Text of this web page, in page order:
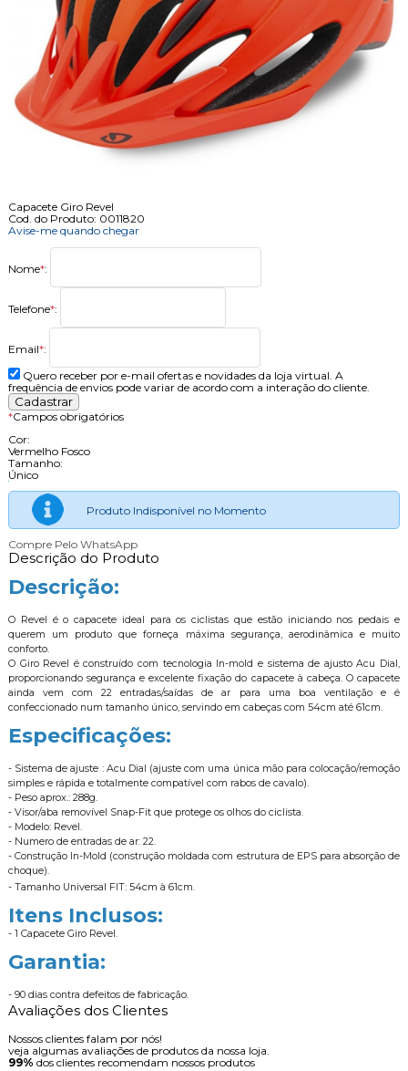
Capacete Giro Revel
Cod. do Produto: 0011820
Avise-me quando chegar
Nome*:
Telefone*:
Email*:
Quero receber por e-mail ofertas e novidades da loja virtual. A
frequência de envios pode variar de acordo com a interação do cliente.
*Campos obrigatórios
Cor:
Vermelho Fosco
Tamanho:
Único
Produto Indisponível no Momento
Compre Pelo WhatsApp
Descrição do Produto
Descrição:
O Revel é o capacete ideal para os ciclistas que estão iniciando nos pedais e
querem um produto que forneça máxima segurança, aerodinâmica e muito
conforto.
O Giro Revel é construído com tecnologia In-mold e sistema de ajusto Acu Dial,
proporcionando segurança e excelente fixação do capacete à cabeça. O capacete
ainda vem com 22 entradas/saídas de ar para uma boa ventilação e é
confeccionado num tamanho único, servindo em cabeças com 54cm até 61cm.
Especificações:
- Sistema de ajuste : Acu Dial (ajuste com uma única mão para colocação/remoção
simples e rápida e totalmente compatível com rabos de cavalo).
- Peso aprox.: 288g.
- Visor/aba removível Snap-Fit que protege os olhos do ciclista.
- Modelo: Revel.
- Numero de entradas de ar: 22.
- Construção In-Mold (construção moldada com estrutura de EPS para absorção de
choque).
- Tamanho Universal FIT: 54cm à 61cm.
Itens Inclusos:
- 1 Capacete Giro Revel.
Garantia:
- 90 dias contra defeitos de fabricação.
Avaliações dos Clientes
Nossos clientes falam por nós!
veja algumas avaliações de produtos da nossa loja.
99% dos clientes recomendam nossos produtos